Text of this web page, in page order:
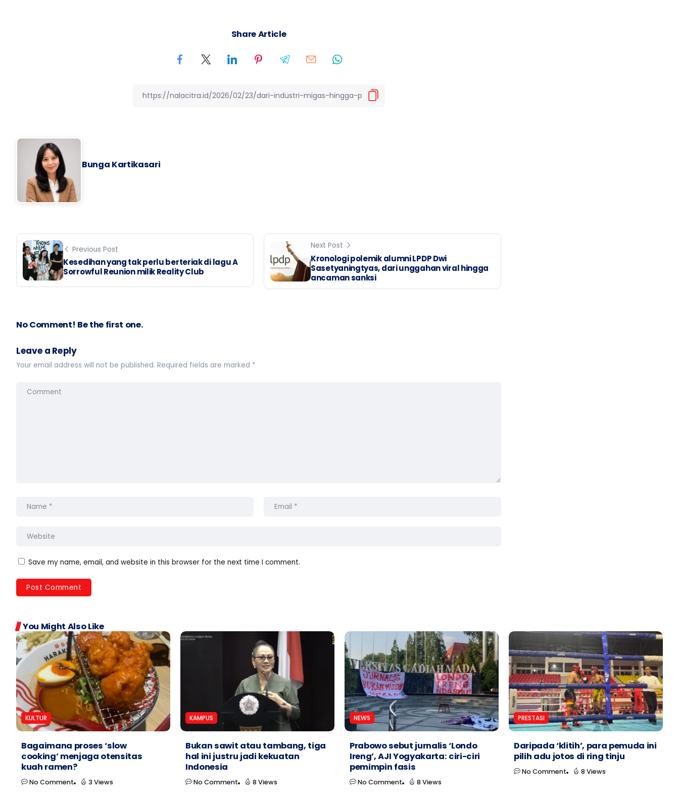
Share Article
Bunga Kartikasari
Previous Post
Kesedihan yang tak perlu berteriak di lagu A
Sorrowful Reunion milik Reality Club
Next Post
Kronologi polemik alumni LPDP Dwi
Sasetyaningtyas, dari unggahan viral hingga
ancaman sanksi
No Comment! Be the first one.
Leave a Reply
Your email address will not be published. Required fields are marked *
Save my name, email, and website in this browser for the next time I comment.
You Might Also Like
KULTUR
Bagaimana proses ‘slow
cooking’ menjaga otensitas
kuah ramen?
No Comment 3 Views
KAMPUS
Bukan sawit atau tambang, tiga
hal ini justru jadi kekuatan
Indonesia
No Comment 8 Views
NEWS
Prabowo sebut jurnalis ‘Londo
Ireng’, AJI Yogyakarta: ciri-ciri
pemimpin fasis
No Comment 8 Views
PRESTASI
Daripada ‘klitih’, para pemuda ini
pilih adu jotos di ring tinju
No Comment 8 Views